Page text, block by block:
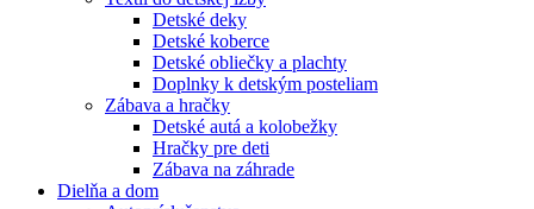
Detské deky
Detské koberce
Detské obliečky a plachty
Doplnky k detským posteliam
Zábava a hračky
Detské autá a kolobežky
Hračky pre deti
Zábava na záhrade
Dielňa a dom